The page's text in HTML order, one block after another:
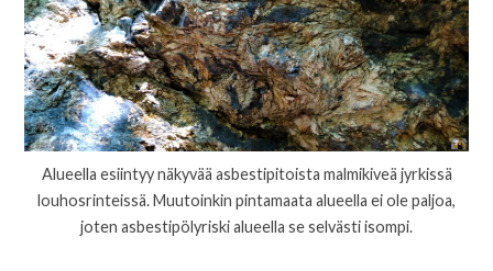
Alueella esiintyy näkyvää asbestipitoista malmikiveä jyrkissä
louhosrinteissä. Muutoinkin pintamaata alueella ei ole paljoa,
joten asbestipölyriski alueella se selvästi isompi.